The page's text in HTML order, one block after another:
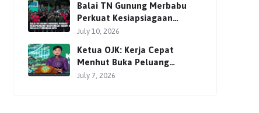
Balai TN Gunung Merbabu
Perkuat Kesiapsiagaan
Masyarakat Hadapi Karhutla
July 10, 2026
Ketua OJK: Kerja Cepat
Menhut Buka Peluang
Investasi Global lewat
July 7, 2026